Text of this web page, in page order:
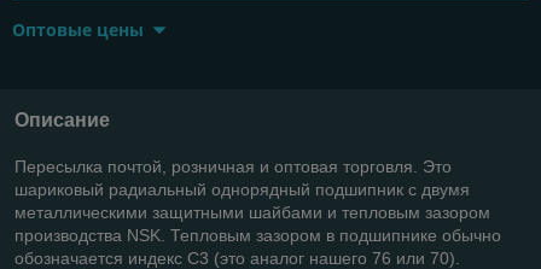
Оптовые цены
Описание
Пересылка почтой, розничная и оптовая торговля. Это
шариковый радиальный однорядный подшипник с двумя
металлическими защитными шайбами и тепловым зазором
производства NSK. Тепловым зазором в подшипнике обычно
обозначается индекс С3 (это аналог нашего 76 или 70).